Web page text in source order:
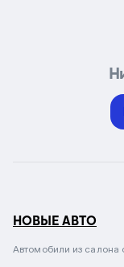
НОВЫЕ АВТО
Автомобили из салона